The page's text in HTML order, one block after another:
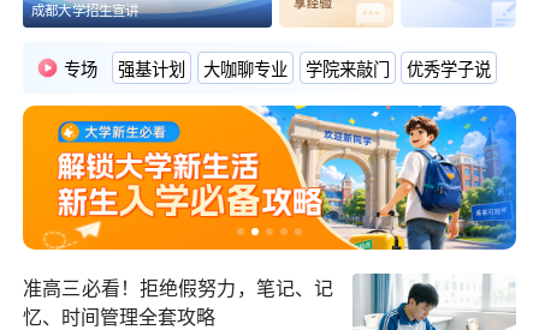
成都大学招生宣讲
专场 强基计划 大咖聊专业 学院来敲门 优秀学子说
准高三必看！拒绝假努力，笔记、记
忆、时间管理全套攻略